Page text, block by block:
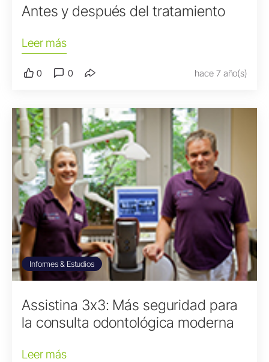
Antes y después del tratamiento
Leer más
0 0 hace 7 año(s)
Informes & Estudios
Assistina 3x3: Más seguridad para
la consulta odontológica moderna
Leer más